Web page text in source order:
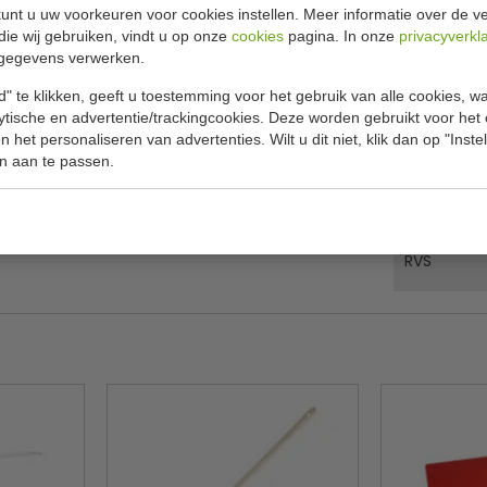
u uw voorkeuren voor cookies instellen. Meer informatie over de
wij gebruiken, vindt u op onze cookies pagina. In onze
verwerken.
te klikken, geeft u toestemming voor het gebruik van alle cookies,
en advertentie/trackingcookies. Deze worden gebruikt voor het
het personaliseren van advertenties. Wilt u dit niet, klik dan op
aan te passen.
van thermisch aluminium tussen
hot spots. Dit maakt de pan ideaal voor
geweldige resultaten.
Diameter
Liter
RVS